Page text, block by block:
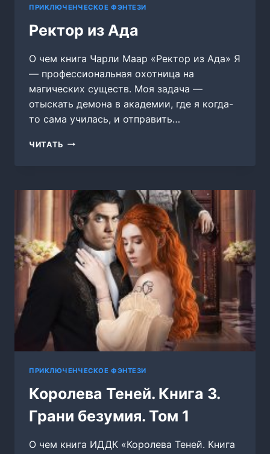
ПРИКЛЮЧЕНЧЕСКОЕ ФЭНТЕЗИ
Ректор из Ада
О чем книга Чарли Маар «Ректор из Ада» Я
— профессиональная охотница на
магических существ. Моя задача —
отыскать демона в академии, где я когда-
то сама училась, и отправить…
ЧИТАТЬ РЕКТОР
ПРИКЛЮЧЕНЧЕСКОЕ ФЭНТЕЗИ
Королева Теней. Книга 3.
Грани безумия. Том 1
О чем книга ИДДК «Королева Теней. Книга